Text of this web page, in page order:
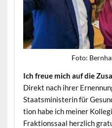
Foto:
Ich freue mich auf die
Direkt nach ihrer
Staatsmin­is­terin für
tion habe ich mein­er
Frak­tion­ssaal her­zlich